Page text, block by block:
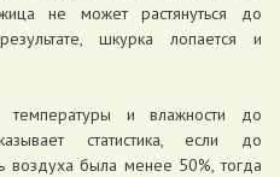
не может растянуться до
шкурка лопается и
и влажности до
статистика, если до
воздуха была менее 50%, тогда